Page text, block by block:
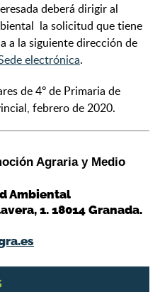
deberá dirigir al
la solicitud que tiene
a la siguiente dirección de
electrónica.
de 4º de Primaria de
febrero de 2020.
Agraria y Medio
Ambiental
1. 18014 Granada.